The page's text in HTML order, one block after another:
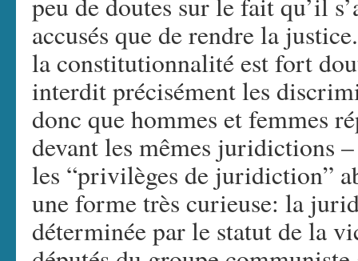
accusés que de rendre la
la constitutionnalité est fort
interdit précisément les
donc que hommes et femmes
devant les mêmes juridictions
les “privilèges de juridiction”
une forme très curieuse: la
déterminée par le statut de la